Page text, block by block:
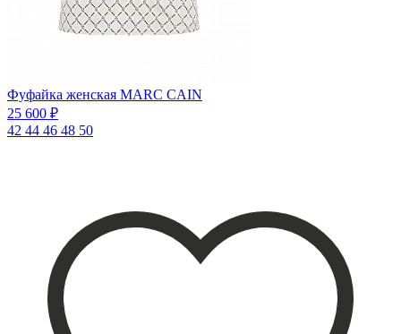
Фуфайка женская MARC CAIN
25 600 ₽
42 44 46 48 50